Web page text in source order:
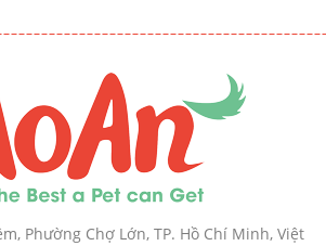
Phường Chợ Lớn, TP. Hồ Chí Minh, Việt